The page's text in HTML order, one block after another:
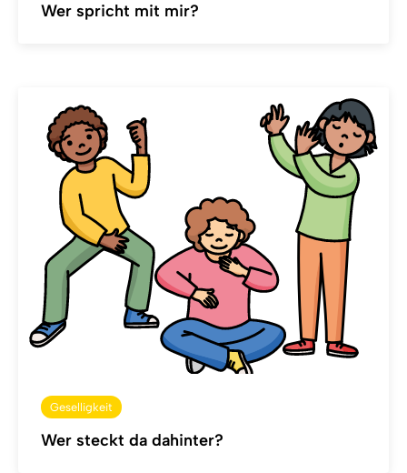
Wer spricht mit mir?
Geselligkeit
Wer steckt da dahinter?